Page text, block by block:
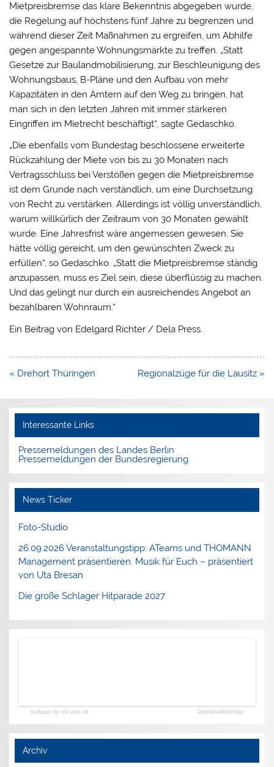
Mietpreisbremse das klare Bekenntnis abgegeben wurde,
die Regelung auf höchstens fünf Jahre zu begrenzen und
während dieser Zeit Maßnahmen zu ergreifen, um Abhilfe
gegen angespannte Wohnungsmärkte zu treffen. „Statt
Gesetze zur Baulandmobilisierung, zur Beschleunigung des
Wohnungsbaus, B-Pläne und den Aufbau von mehr
Kapazitäten in den Ämtern auf den Weg zu bringen, hat
man sich in den letzten Jahren mit immer stärkeren
Eingriffen im Mietrecht beschäftigt“, sagte Gedaschko.
„Die ebenfalls vom Bundestag beschlossene erweiterte
Rückzahlung der Miete von bis zu 30 Monaten nach
Vertragsschluss bei Verstößen gegen die Mietpreisbremse
ist dem Grunde nach verständlich, um eine Durchsetzung
von Recht zu verstärken. Allerdings ist völlig unverständlich,
warum willkürlich der Zeitraum von 30 Monaten gewählt
wurde. Eine Jahresfrist wäre angemessen gewesen. Sie
hätte völlig gereicht, um den gewünschten Zweck zu
erfüllen“, so Gedaschko. „Statt die Mietpreisbremse ständig
anzupassen, muss es Ziel sein, diese überflüssig zu machen.
Und das gelingt nur durch ein ausreichendes Angebot an
bezahlbaren Wohnraum.“
Ein Beitrag von Edelgard Richter / Dela Press.
Beitragsnavigation
« Drehort Thüringen Regionalzüge für die Lausitz »
Interessante Links
Pressemeldungen des Landes Berlin
Pressemeldungen der Bundesregierung
News Ticker
Foto-Studio
26.09.2026 Veranstaltungstipp: ATeams und THOMANN
Management präsentieren. Musik für Euch – präsentiert
von Uta Bresan
Die große Schlager Hitparade 2027
sviluppo by siti web ok OpenWeatherMap
Archiv